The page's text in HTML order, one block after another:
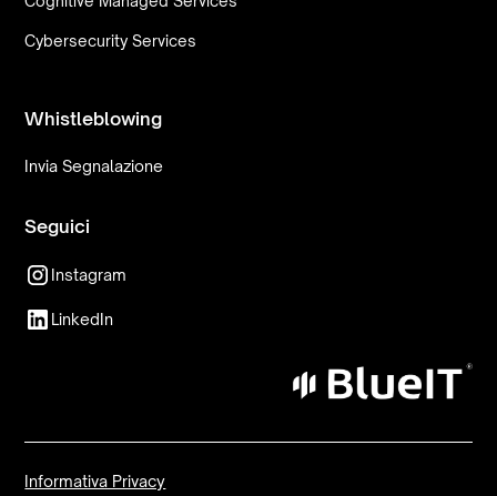
Cybersecurity Services
Whistleblowing
Invia Segnalazione
Seguici
Instagram
LinkedIn
Informativa Privacy